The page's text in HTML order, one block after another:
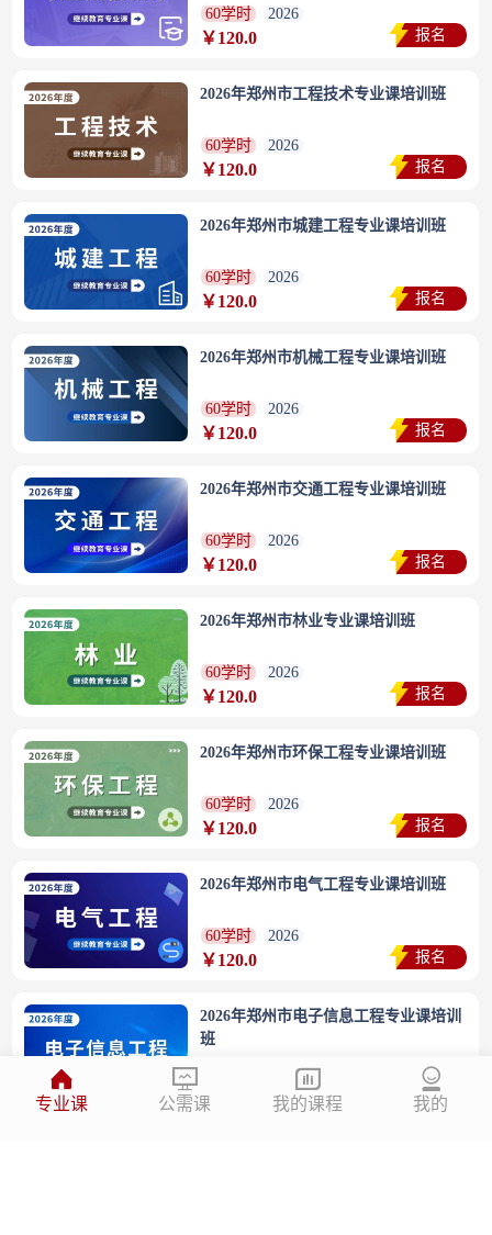
60学时
2026
￥120.0 报名
2026年郑州市工程技术专业课培训班
60学时 2026
￥120.0 报名
2026年郑州市城建工程专业课培训班
60学时 2026
￥120.0 报名
2026年郑州市机械工程专业课培训班
60学时 2026
￥120.0 报名
2026年郑州市交通工程专业课培训班
60学时 2026
￥120.0 报名
2026年郑州市林业专业课培训班
60学时 2026
￥120.0 报名
2026年郑州市环保工程专业课培训班
60学时 2026
￥120.0 报名
2026年郑州市电气工程专业课培训班
60学时 2026
￥120.0 报名
2026年郑州市电子信息工程专业课培训
班
2026
￥120.0 报名
专业课 公需课 我的课程 我的